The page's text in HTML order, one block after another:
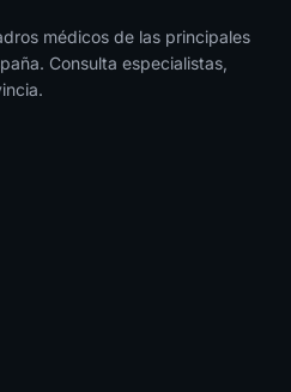
médicos de las principales
Consulta especialistas,